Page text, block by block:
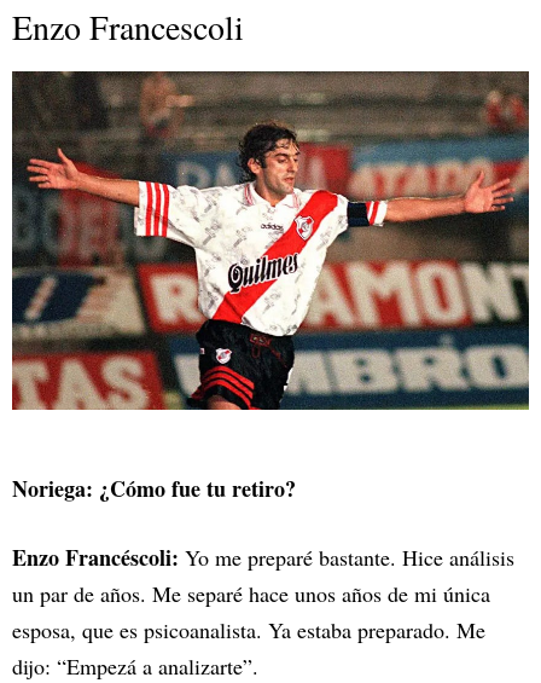
Enzo Francescoli
Noriega: ¿Cómo fue tu retiro?
Enzo Francéscoli: Yo me preparé bastante. Hice análisis
un par de años. Me separé hace unos años de mi única
esposa, que es psicoanalista. Ya estaba preparado. Me
dijo: “Empezá a analizarte”.